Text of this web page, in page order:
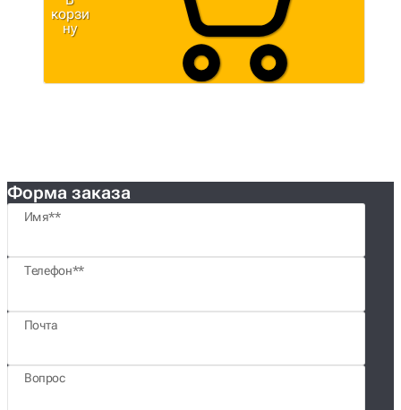
корзи
ну
Форма заказа
Имя*
Телефон*
Почта
Вопрос